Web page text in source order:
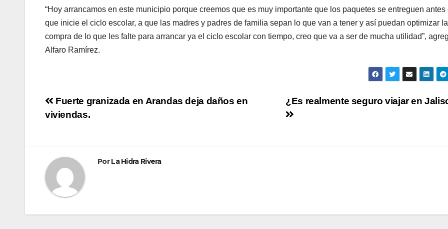
“Hoy arrancamos en este municipio porque creemos que es muy importante que los paquetes se entreguen antes
que inicie el ciclo escolar, a que las madres y padres de familia sepan lo que van a tener y así puedan optimizar la
compra de lo que les falte para arrancar ya el ciclo escolar con tiempo, creo que va a ser de mucha utilidad”,
Alfaro Ramírez.
Navegación
¿Es realmente seguro viajar en
Fuerte granizada en Arandas deja daños en
viviendas.
PorLa Hidra Rivera